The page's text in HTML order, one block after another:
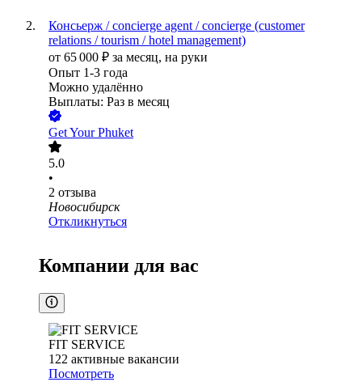
Консьерж / concierge agent / concierge (customer
relations / tourism / hotel management)
от 65 000 ₽ за месяц, на руки
Опыт 1-3 года
Можно удалённо
Выплаты: Раз в месяц
Get Your Phuket
5.0
•
2 отзыва
Новосибирск
Откликнуться
Компании для вас
FIT SERVICE
122 активные вакансии
Посмотреть